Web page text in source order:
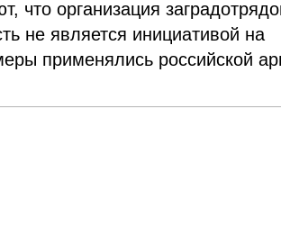
что организация
не является инициативой на
применялись российской